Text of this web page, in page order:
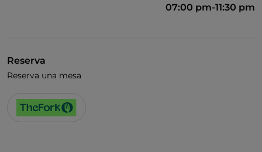
07:00 pm-11:30 pm
Reserva
Reserva una mesa